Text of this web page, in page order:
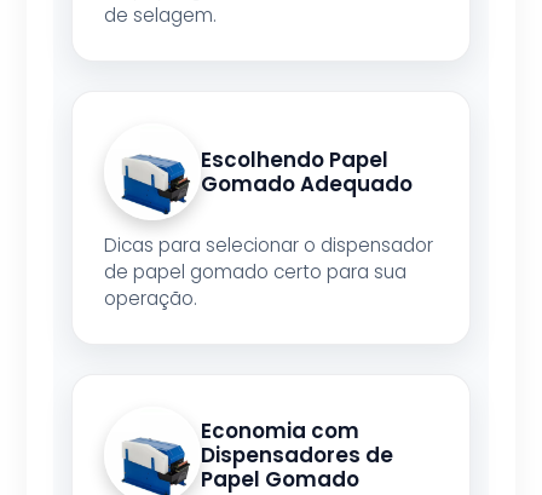
de selagem.
Escolhendo Papel
Gomado Adequado
Dicas para selecionar o dispensador
de papel gomado certo para sua
operação.
Economia com
Dispensadores de
Papel Gomado